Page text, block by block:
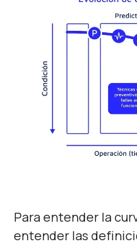
Para entender la
entender las